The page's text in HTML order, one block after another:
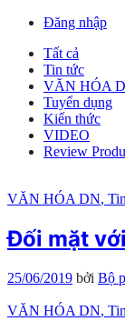
Đăng nhập
Tất cả
Tin tức
VĂN HÓA
Tuyển dụng
Kiến thức
VIDEO
Review
VĂN HÓA DN,
Đối mặt
25/06/2019 bởi Bộ
VĂN HÓA DN,